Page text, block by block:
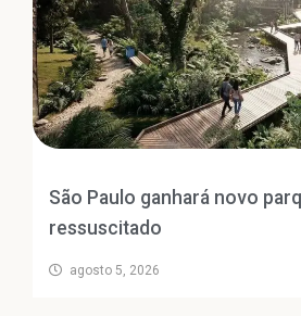
São Paulo ganhará novo
ressuscitado
agosto 5, 2026